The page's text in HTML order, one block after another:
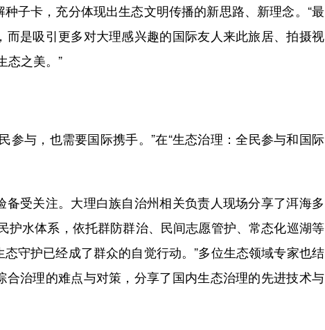
子卡，充分体现出生态文明传播的新思路、新理念。“最
是吸引更多对大理感兴趣的国际友人来此旅居、拍摄视
态之美。”
与，也需要国际携手。”在“生态治理：全民参与和国际
受关注。大理白族自治州相关负责人现场分享了洱海多
护水体系，依托群防群治、民间志愿管护、常态化巡湖等
守护已经成了群众的自觉行动。”多位生态领域专家也结
治理的难点与对策，分享了国内生态治理的先进技术与